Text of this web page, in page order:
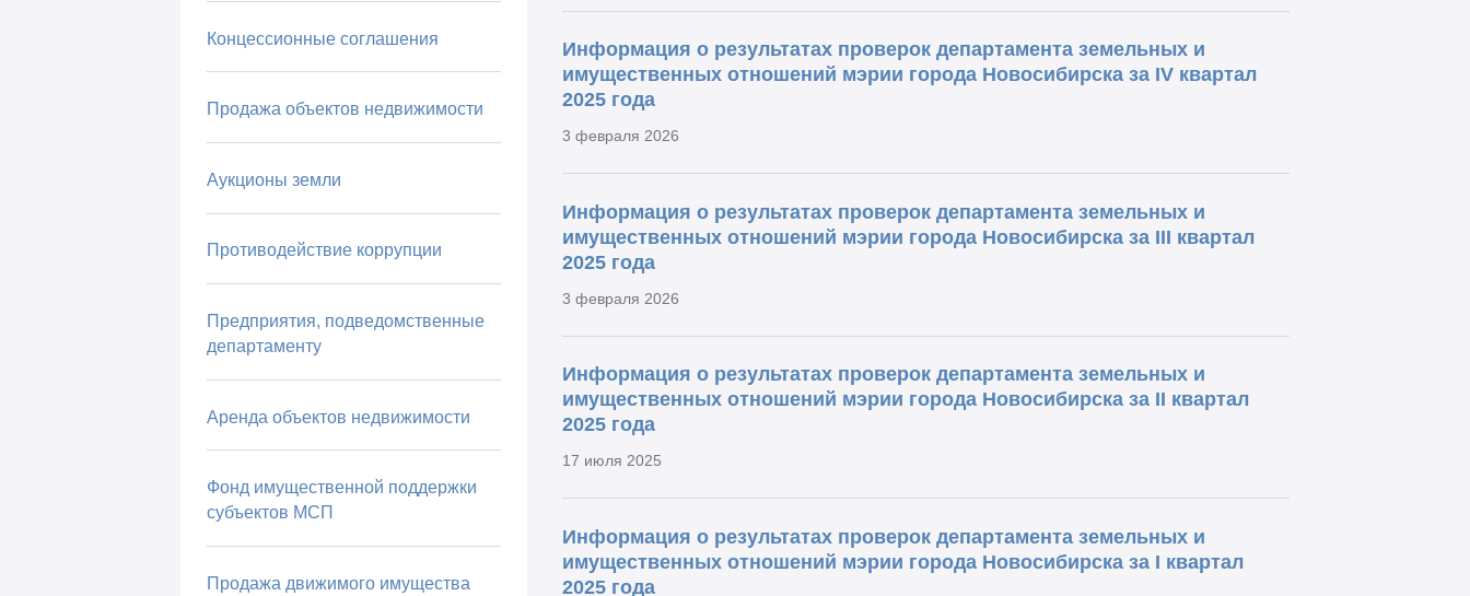
Концессионные соглашения
Продажа объектов недвижимости
Аукционы земли
Противодействие коррупции
Предприятия, подведомственные
департаменту
Аренда объектов недвижимости
Фонд имущественной поддержки
субъектов МСП
Продажа движимого имущества
Информация о результатах проверок департамента земельных и
имущественных отношений мэрии города Новосибирска за IV квартал
2025 года
3 февраля 2026
Информация о результатах проверок департамента земельных и
имущественных отношений мэрии города Новосибирска за III квартал
2025 года
3 февраля 2026
Информация о результатах проверок департамента земельных и
имущественных отношений мэрии города Новосибирска за II квартал
2025 года
17 июля 2025
Информация о результатах проверок департамента земельных и
имущественных отношений мэрии города Новосибирска за I квартал
2025 года